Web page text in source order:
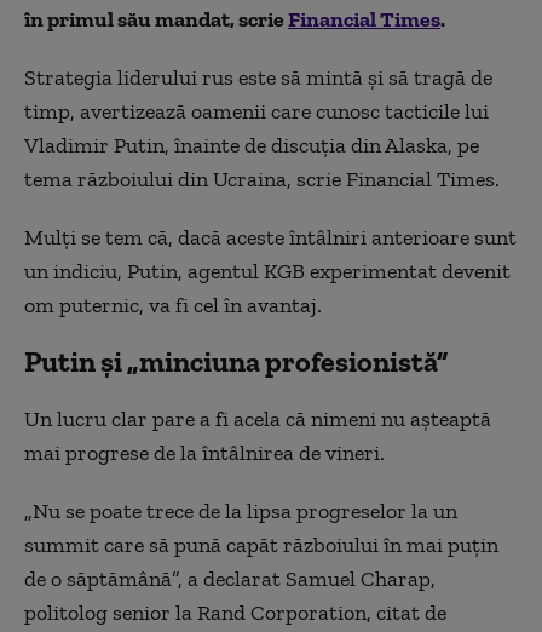
în primul său mandat, scrieFinancial Times.
Strategia liderului rus este să mintă și să tragă de
timp, avertizează oamenii care cunosc tacticile lui
Vladimir Putin, înainte de discuția din Alaska, pe
tema războiului din Ucraina, scrie Financial Times.
Mulți se tem că, dacă aceste întâlniri anterioare sunt
un indiciu, Putin, agentul KGB experimentat devenit
om puternic, va fi cel în avantaj.
Putin și „minciuna profesionistă”
Un lucru clar pare a fi acela că nimeni nu așteaptă
mai progrese de la întâlnirea de vineri.
„Nu se poate trece de la lipsa progreselor la un
summit care să pună capăt războiului în mai puțin
de o săptămână”, a declarat Samuel Charap,
politolog senior la Rand Corporation, citat de